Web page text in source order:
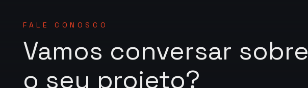
FALE CONOSCO
Vamos conversar sobre
o seu projeto?